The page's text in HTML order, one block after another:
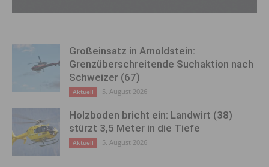
Großeinsatz in Arnoldstein:
Grenzüberschreitende Suchaktion nach
Schweizer (67)
Aktuell 5. August 2026
Holzboden bricht ein: Landwirt (38)
stürzt 3,5 Meter in die Tiefe
Aktuell 5. August 2026